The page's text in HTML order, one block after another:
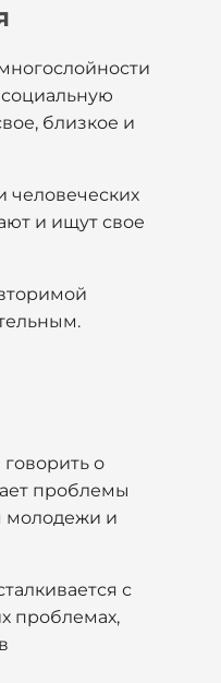
близкое и
человеческих
и ищут свое
о
проблемы
молодежи и
с
проблемах,